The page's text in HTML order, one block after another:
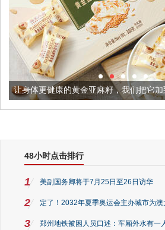
亚麻籽，我们把它加到了牛轧糖里
48小时点击排行
1 美副国务卿将于7月25日至26日访华
2 定了！2032年夏季奥运会主办城市为
3 郑州地铁被困人员口述：车厢外水有一